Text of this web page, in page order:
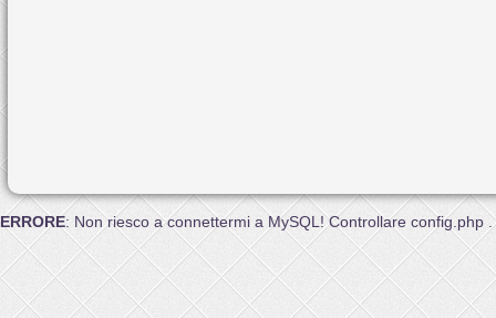
ERRORE: Non riesco a connettermi a MySQL! Controllare config.php .